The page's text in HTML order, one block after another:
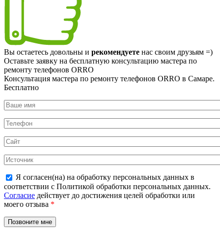
Вы остаетесь довольны и рекомендуете нас своим друзьям =)
Оставьте заявку на бесплатную консультацию мастера по
ремонту телефонов ORRO
Консультация мастера по ремонту телефонов ORRO в Самаре.
Бесплатно
Я согласен(на) на обработку персональных данных в
соответствии с Политикой обработки персональных данных.
Согласие действует до достижения целей обработки или
моего отзыва *